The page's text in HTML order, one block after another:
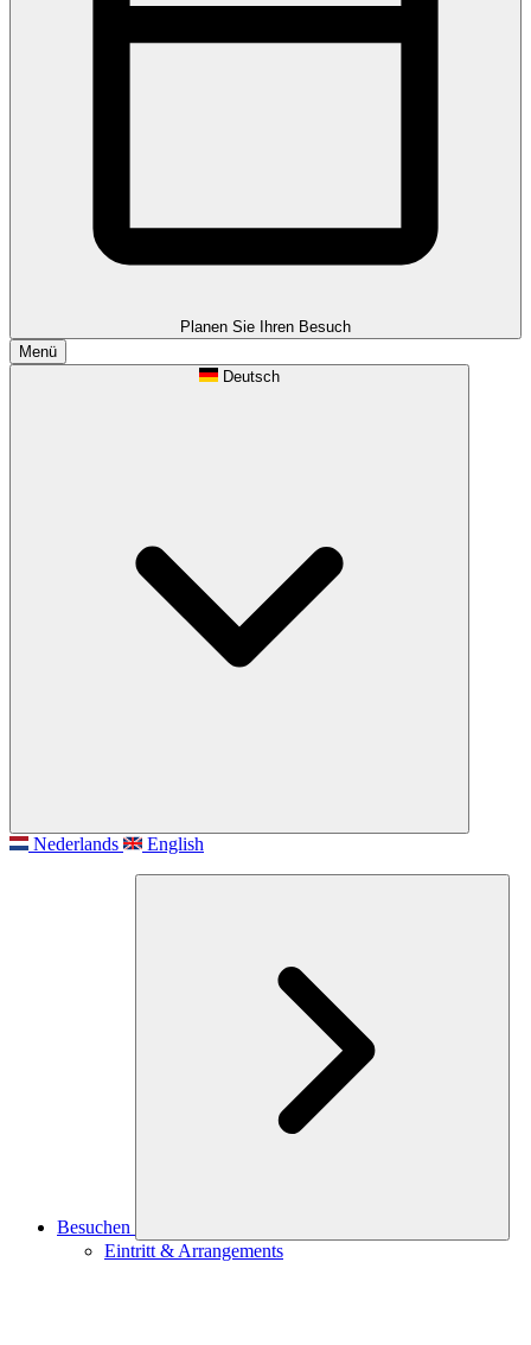
Planen Sie Ihren Besuch
Menü
Deutsch
Nederlands English
Besuchen
Eintritt & Arrangements